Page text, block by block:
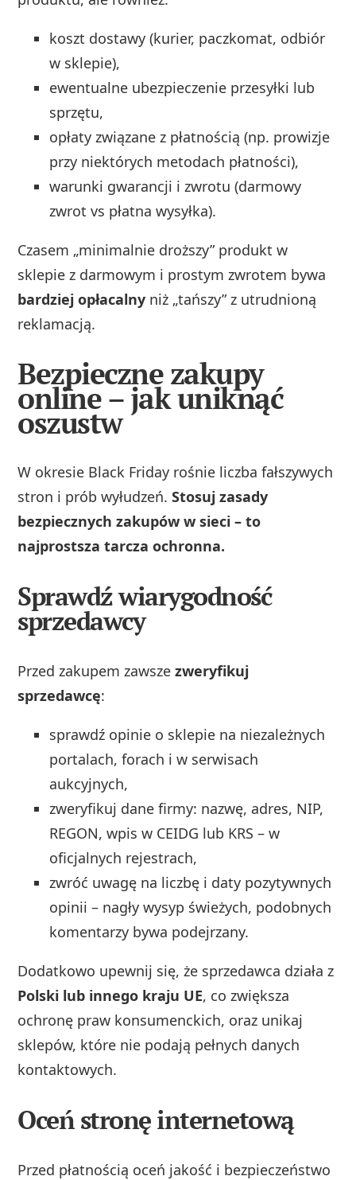
koszt dostawy (kurier, paczkomat, odbiór
w sklepie),
ewentualne ubezpieczenie przesyłki lub
sprzętu,
opłaty związane z płatnością (np. prowizje
przy niektórych metodach płatności),
warunki gwarancji i zwrotu (darmowy
zwrot vs płatna wysyłka).
Czasem „minimalnie droższy” produkt w
sklepie z darmowym i prostym zwrotem bywa
bardziej opłacalny niż „tańszy” z utrudnioną
reklamacją.
Bezpieczne zakupy
online – jak uniknąć
oszustw
W okresie Black Friday rośnie liczba fałszywych
stron i prób wyłudzeń.Stosuj zasady
bezpiecznych zakupów w sieci – to
najprostsza tarcza ochronna.
Sprawdź wiarygodność
sprzedawcy
Przed zakupem zawszezweryfikuj
sprzedawcę:
sprawdź opinie o sklepie na niezależnych
portalach, forach i w serwisach
aukcyjnych,
zweryfikuj dane firmy: nazwę, adres, NIP,
REGON, wpis w CEIDG lub KRS – w
oficjalnych rejestrach,
zwróć uwagę na liczbę i daty pozytywnych
opinii – nagły wysyp świeżych, podobnych
komentarzy bywa podejrzany.
Dodatkowo upewnij się, że sprzedawca działa z
Polski lub innego kraju UE, co zwiększa
ochronę praw konsumenckich, oraz unikaj
sklepów, które nie podają pełnych danych
kontaktowych.
Oceń stronę internetową
Przed płatnością oceń jakość i bezpieczeństwo